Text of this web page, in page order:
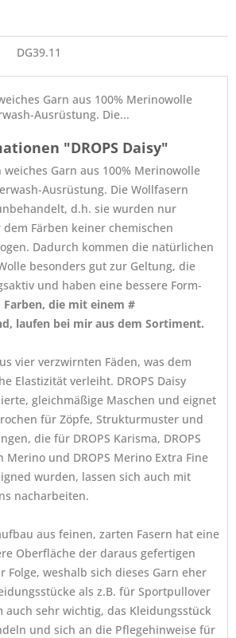
DG39.11
Garn aus 100% Merinowolle
Ausrüstung. Die...
"DROPS Daisy"
weiches Garn aus 100% Merinowolle
Ausrüstung. Die Wollfasern
d.h. sie wurden nur
Färben keiner chemischen
Dadurch kommen die natürlichen
besonders gut zur Geltung, die
und haben eine bessere Form-
Farben, die mit einem #
laufen bei mir aus dem Sortiment.
vier verzwirnten Fäden, was dem
Elastizität verleiht. DROPS Daisy
gleichmäßige Maschen und eignet
für Zöpfe, Strukturmuster und
die für DROPS Karisma, DROPS
Merino und DROPS Merino Extra Fine
wurden, lassen sich auch mit
nacharbeiten.
aus feinen, zarten Fasern hat eine
Oberfläche der daraus gefertigen
Folge, weshalb sich dieses Garn eher
als z.B. für Sportpullover
auch sehr wichtig, das Kleidungsstück
und sich an die Pflegehinweise für